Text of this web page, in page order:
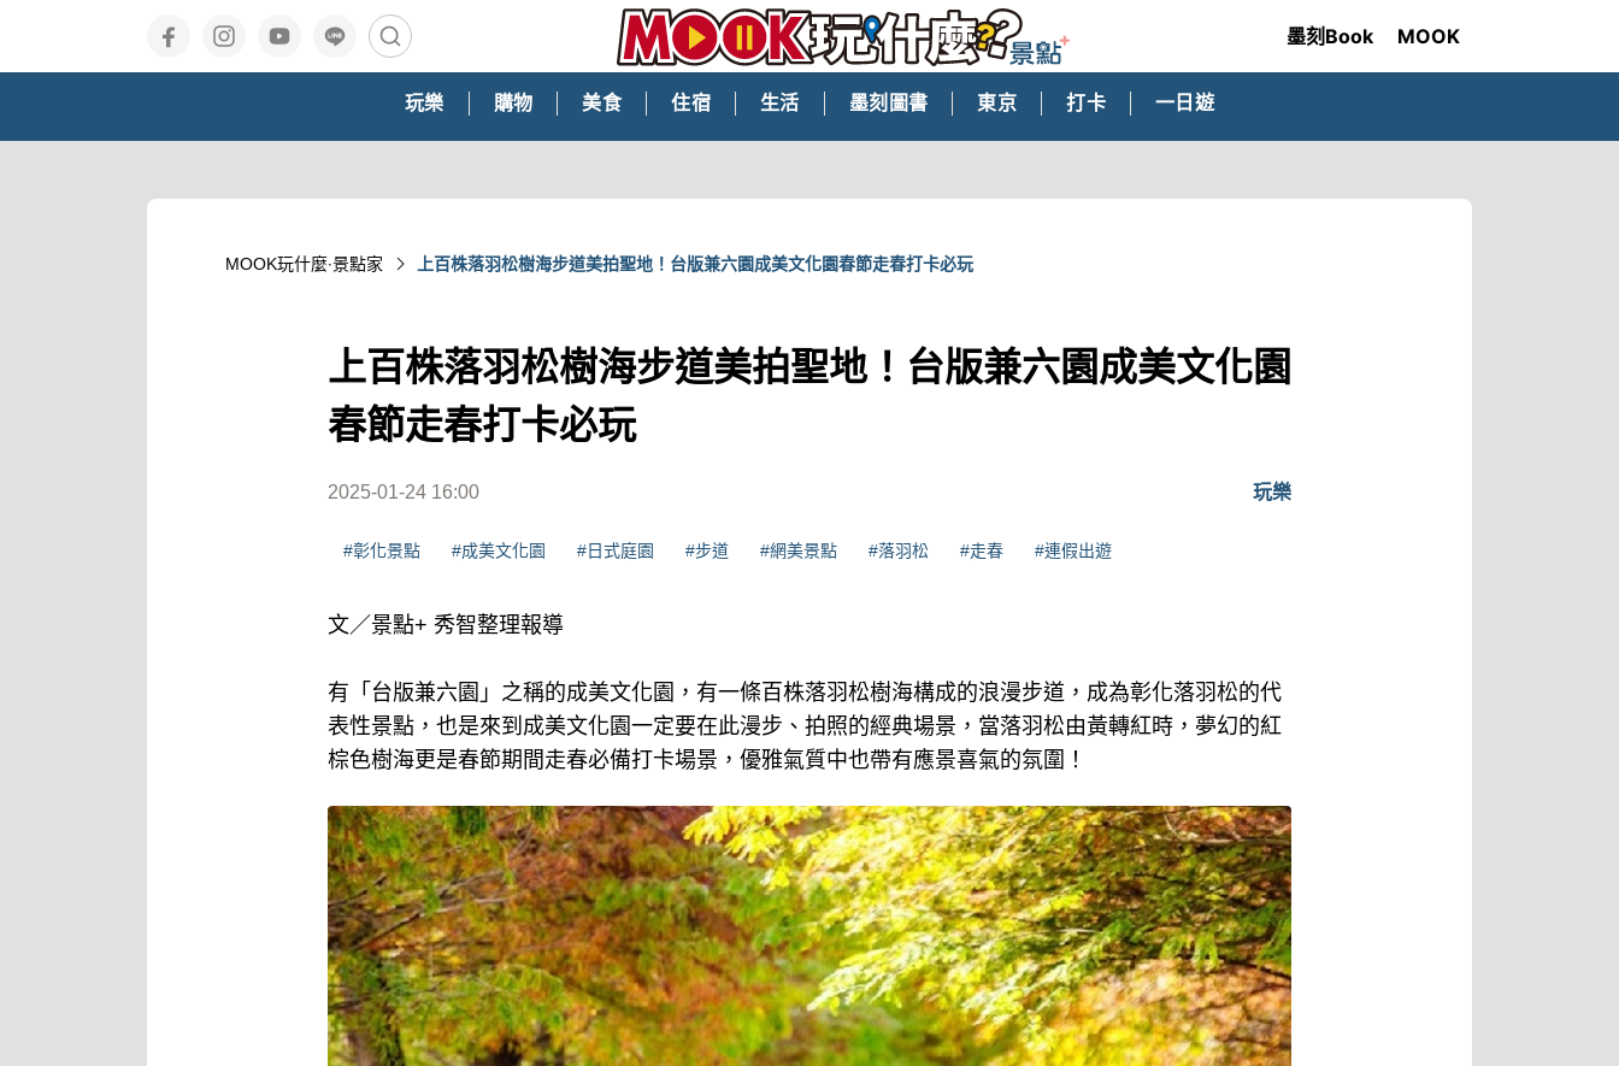
墨刻Book MOOK
玩樂 購物 美食 住宿 生活 墨刻圖書 東京 打卡 一日遊
MOOK玩什麼‧景點家 上百株落羽松樹海步道美拍聖地！台版兼六園成美文化園春節走春打卡必玩
上百株落羽松樹海步道美拍聖地！台版兼六園成美文化園
春節走春打卡必玩
2025-01-24 16:00 玩樂
#彰化景點 #成美文化園 #日式庭園 #步道 #網美景點 #落羽松 #走春 #連假出遊
文／景點+ 秀智整理報導
有「台版兼六園」之稱的成美文化園，有一條百株落羽松樹海構成的浪漫步道，成為彰化落羽松的代
表性景點，也是來到成美文化園一定要在此漫步、拍照的經典場景，當落羽松由黃轉紅時，夢幻的紅
棕色樹海更是春節期間走春必備打卡場景，優雅氣質中也帶有應景喜氣的氛圍！